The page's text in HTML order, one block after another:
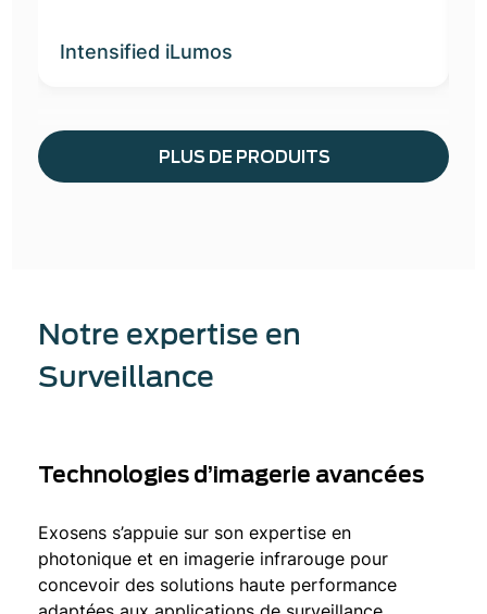
Intensified iLumos
PLUS DE PRODUITS
Notre expertise en
Surveillance
Technologies d’imagerie avancées
Exosens s’appuie sur son expertise en
photonique et en imagerie infrarouge pour
concevoir des solutions haute performance